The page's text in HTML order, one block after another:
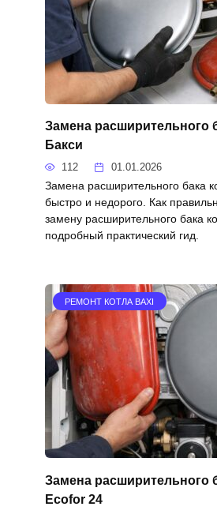
Замена расширительного
Бакси
112 01.01.2026
Замена расширительного бака
быстро и недорого. Как
замену расширительного бака
подробный практический гид.
РЕМОНТ КОТЛА BAXI
Замена расширительного
Ecofor 24